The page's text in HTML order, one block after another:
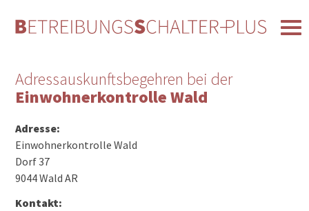
Adressauskunftsbegehren bei der
Einwohnerkontrolle Wald
Adresse:
Einwohnerkontrolle Wald
Dorf 37
9044 Wald AR
Kontakt: